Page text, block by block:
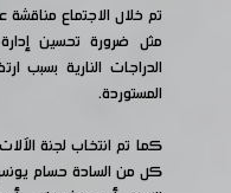
تم خلال الاجتماع
مثل ضرورة تحسين
الدراجات النارية بسبب
المستوردة.
كما تم انتخاب لجنة
كل من السادة حسام يونس